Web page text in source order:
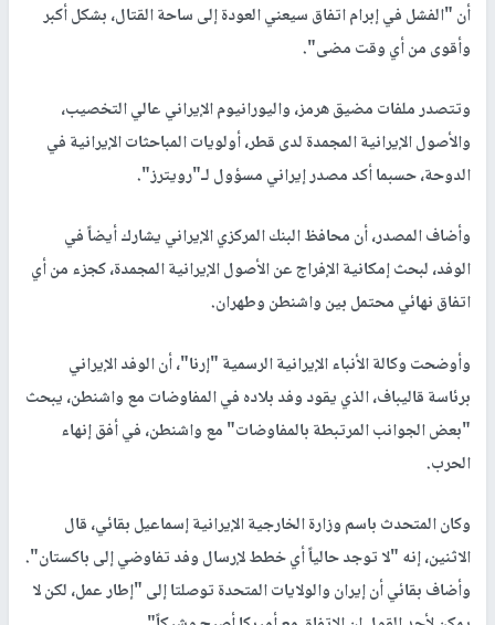
أن "الفشل في إبرام اتفاق سيعني العودة إلى ساحة القتال، بشكل أكبر
وأقوى من أي وقت مضى".
وتتصدر ملفات مضيق هرمز، واليورانيوم الإيراني عالي التخصيب،
والأصول الإيرانية المجمدة لدى قطر، أولويات المباحثات الإيرانية في
الدوحة، حسبما أكد مصدر إيراني مسؤول لـ"رويترز".
وأضاف المصدر، أن محافظ البنك المركزي الإيراني يشارك أيضاً في
الوفد، لبحث إمكانية الإفراج عن الأصول الإيرانية المجمدة، كجزء من أي
اتفاق نهائي محتمل بين واشنطن وطهران.
وأوضحت وكالة الأنباء الإيرانية الرسمية "إرنا"، أن الوفد الإيراني
برئاسة قاليباف، الذي يقود وفد بلاده في المفاوضات مع واشنطن، يبحث
"بعض الجوانب المرتبطة بالمفاوضات" مع واشنطن، في أفق إنهاء
الحرب.
وكان المتحدث باسم وزارة الخارجية الإيرانية إسماعيل بقائي، قال
الاثنين، إنه "لا توجد حالياً أي خطط لإرسال وفد تفاوضي إلى باكستان".
وأضاف بقائي أن إيران والولايات المتحدة توصلتا إلى "إطار عمل، لكن لا